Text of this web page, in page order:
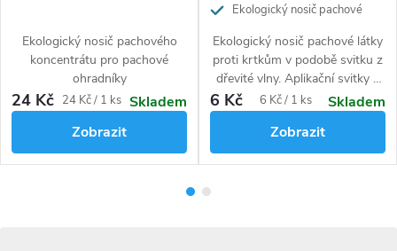
Ekologický nosič pachového
koncentrátu pro pachové
ohradníky
24 Kč Měrná
24 Kč / 1 ks Skladem
Zobrazit
Ekologický nosič pachové
Ekologický nosič pachové látky
proti krtkům v podobě svitku z
dřevité vlny. Aplikační svitky z
dřevité vlny jsou zcela
ekologické a slouží jako nosič
pachové látky proti krtkům
6 Kč
Měrná
6 Kč / 1 ks
Skladem
Zobrazit